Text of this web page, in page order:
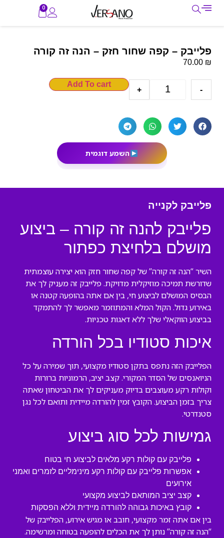
0
פלייבק – קפה שחור חזק – הנה זה קורה
70.00 ₪
-
+
Add To cart
השמע דוגמית
פלייבק לקנייה
פלייבק להנה זה קורה – ביצוע
מושלם בלחיצת כפתור
השיר “הנה זה קורה” של קפה שחור חזק הוא יצירה עוצמתית
שדורשת תמיכה מוזיקלית מדויקת. פלייבק זה מעניק לך את
הבסיס המושלם לביצוע חי, בין אם אתה בהופעה קטנה או
באירוע גדול. הקול המלא והמתוזמר מאפשר לך להתמקד
בביצוע הווקאלי שלך ללא דאגות טכניות.
איכות סטודיו בכל הורדה
הפלייבק הזה נתפס בתקן סטודיו מקצועי, תוך שמירה על כל
הניואנסים של הסדר המקורי. קצב יציב, הרמוניות ברורות
וקולות רקע מעוצבים בדיוק מעניקים לך את הביטחון שאתה
צריך בזמן הביצוע. הקובץ זמין להורדה מיידית ותואם לכל נגן
סטנדרטי.
גמישות לכל סוג ביצוע
פלייבק עם קולות רקע מלאים לביצוע חי בטוח
אפשרות פלייבק עם קולות רקע מינימליים לזמרים ואמני
אירועים
קצב יציב המותאם לביצוע מקצועי
קובץ באיכות גבוהה להורדה מיידית וללא הפסקות
בין אם אתה זמר מקצועי, חובב או מגיש אירוע, הפלייבק של
“הנה זה קורה” נותן לך את הכלים להופעה בטוחה ומרשימה.